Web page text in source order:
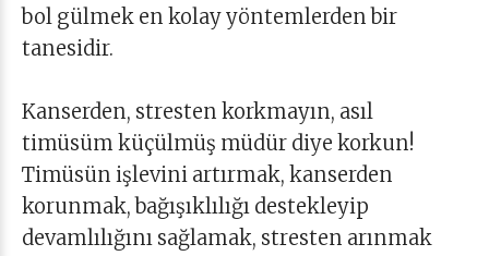
bol gülmek en kolay yöntemlerden bir
tanesidir.
Kanserden, stresten korkmayın, asıl
timüsüm küçülmüş müdür diye korkun!
Timüsün işlevini artırmak, kanserden
korunmak, bağışıklılığı destekleyip
devamlılığını sağlamak, stresten arınmak